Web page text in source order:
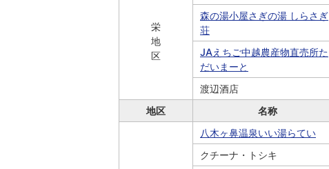
栄
地
区
森の湯小屋さぎの湯 しらさぎ
荘
JAえちご中越農産物直売所た
だいまーと
渡辺酒店
地区
名称
八木ヶ鼻温泉いい湯らてい
クチーナ・トシキ